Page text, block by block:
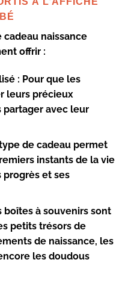
naissance
offrir :
: Pour que les
leurs précieux
partager avec leur
de cadeau permet
instants de la vie
progrès et ses
boîtes à souvenirs sont
petits trésors de
de naissance, les
les doudous